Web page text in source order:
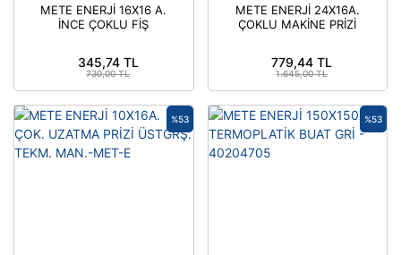
METE ENERJİ 16X16 A.
İNCE ÇOKLU FİŞ
345,74 TL
730,00 TL
METE ENERJİ 24X16A.
ÇOKLU MAKİNE PRİZİ
779,44 TL
1.645,00 TL
%53 %53